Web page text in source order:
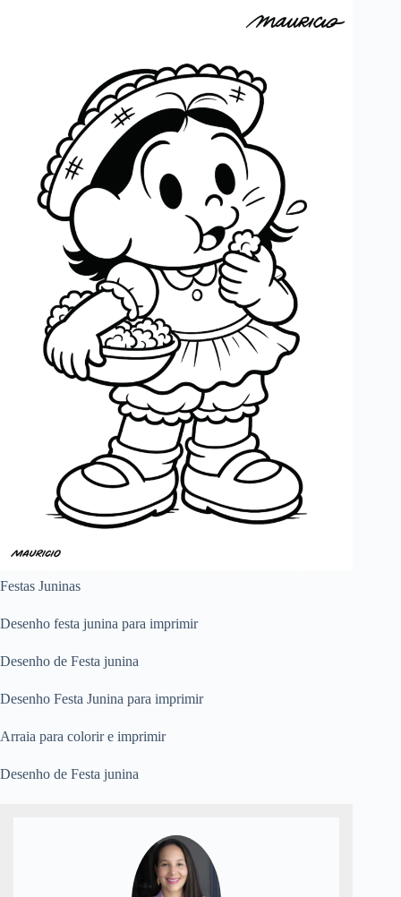
Festas Juninas
Desenho festa junina para imprimir
Desenho de Festa junina
Desenho Festa Junina para imprimir
Arraia para colorir e imprimir
Desenho de Festa junina